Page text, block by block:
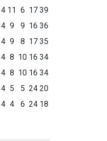
11 6 17 39
9 9 16 36
9 8 17 35
8 10 16 34
8 10 16 34
5 5 24 20
4 6 24 18